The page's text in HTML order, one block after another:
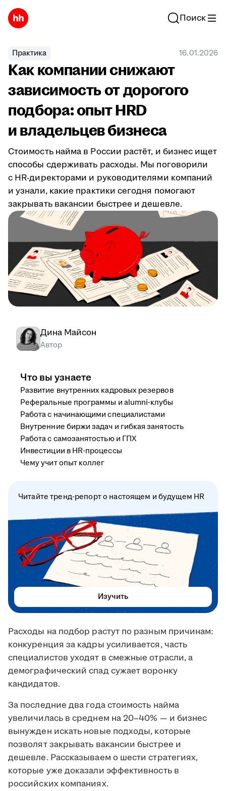
Поиск
Практика 16.01.2026
Как компании снижают
зависимость от дорогого
подбора: опыт HRD
и владельцев бизнеса
Стоимость найма в России растёт, и бизнес ищет
способы сдерживать расходы. Мы поговорили
с HR-директорами и руководителями компаний
и узнали, какие практики сегодня помогают
закрывать вакансии быстрее и дешевле.
Расходы на подбор растут по разным причинам:
конкуренция за кадры усиливается, часть
специалистов уходят в смежные отрасли, а
демографический спад сужает воронку
кандидатов.
За последние два года стоимость найма
увеличилась в среднем на 20–40% — и бизнес
вынужден искать новые подходы, которые
позволят закрывать вакансии быстрее и
дешевле. Рассказываем о шести стратегиях,
которые уже доказали эффективность в
российских компаниях.
Дина Майсон
Автор
Что вы узнаете
Развитие внутренних кадровых резервов
Реферальные программы и alumni-клубы
Работа с начинающими специалистами
Внутренние биржи задач и гибкая занятость
Работа с самозанятостью и ГПХ
Инвестиции в HR-процессы
Чему учит опыт коллег
Читайте тренд-репорт о настоящем и будущем HR
Изучить